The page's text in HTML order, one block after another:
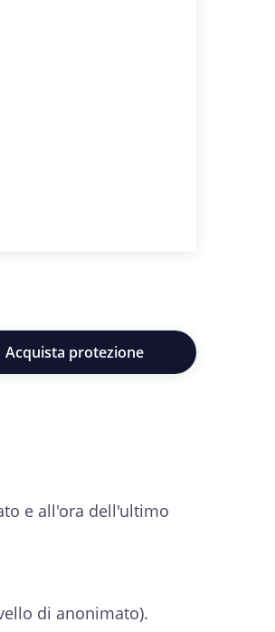
Acquista protezione
e all'ora dell'ultimo
di anonimato).